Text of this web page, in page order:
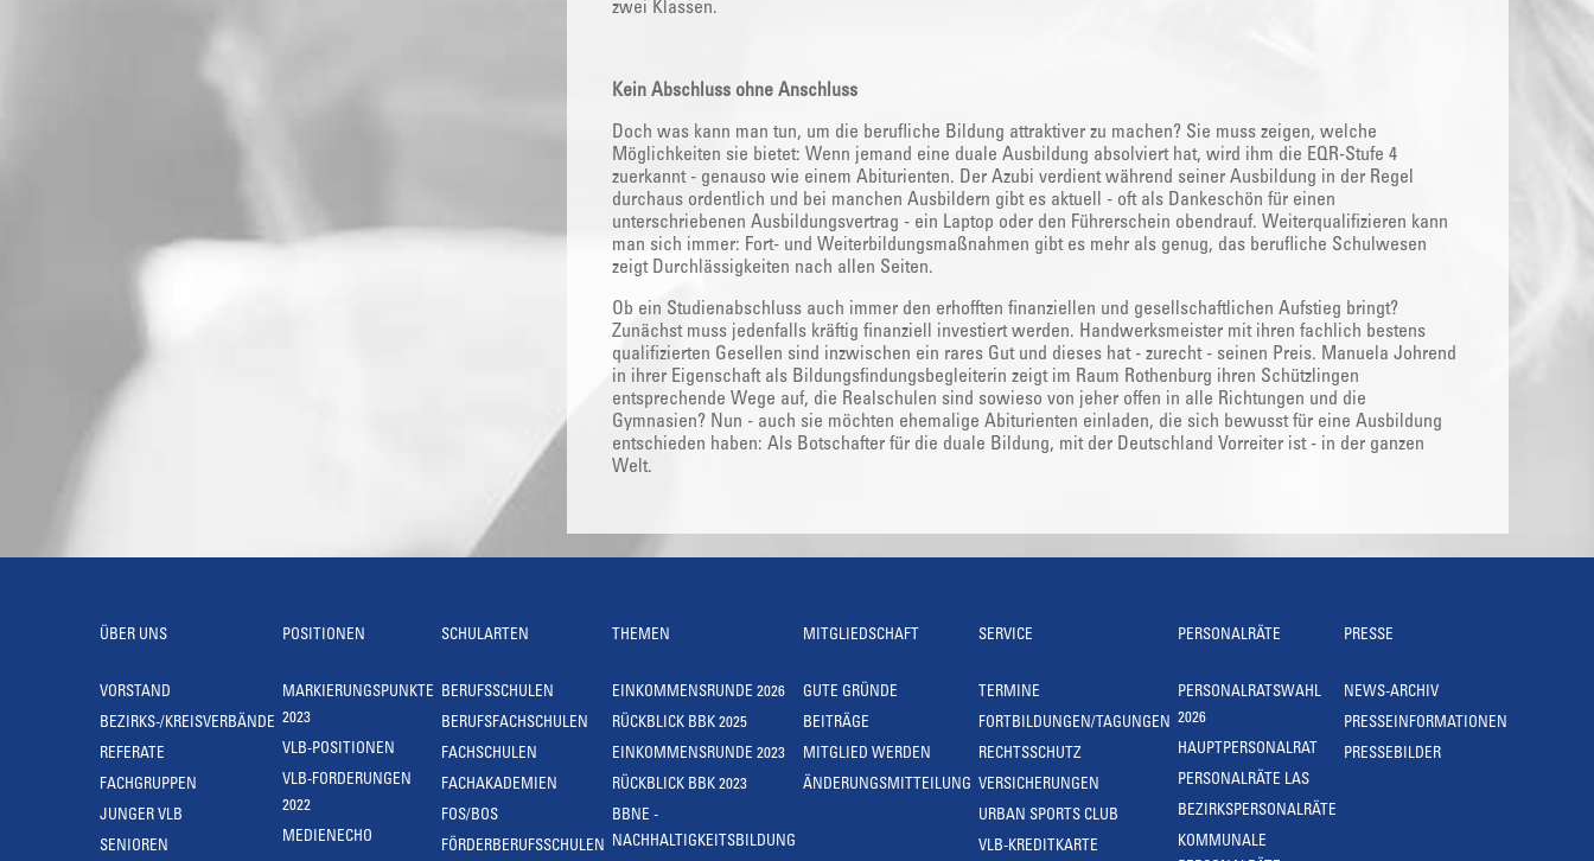
zwei Klassen.
Kein Abschluss ohne Anschluss
Doch was kann man tun, um die berufliche Bildung attraktiver zu machen? Sie muss zeigen, welche
Möglichkeiten sie bietet: Wenn jemand eine duale Ausbildung absolviert hat, wird ihm die EQR-Stufe 4
zuerkannt - genauso wie einem Abiturienten. Der Azubi verdient während seiner Ausbildung in der Regel
durchaus ordentlich und bei manchen Ausbildern gibt es aktuell - oft als Dankeschön für einen
unterschriebenen Ausbildungsvertrag - ein Laptop oder den Führerschein obendrauf. Weiterqualifizieren kann
man sich immer: Fort- und Weiterbildungsmaßnahmen gibt es mehr als genug, das berufliche Schulwesen
zeigt Durchlässigkeiten nach allen Seiten.
Ob ein Studienabschluss auch immer den erhofften finanziellen und gesellschaftlichen Aufstieg bringt?
Zunächst muss jedenfalls kräftig finanziell investiert werden. Handwerksmeister mit ihren fachlich bestens
qualifizierten Gesellen sind inzwischen ein rares Gut und dieses hat - zurecht - seinen Preis. Manuela Johrend
in ihrer Eigenschaft als Bildungsfindungsbegleiterin zeigt im Raum Rothenburg ihren Schützlingen
entsprechende Wege auf, die Realschulen sind sowieso von jeher offen in alle Richtungen und die
Gymnasien? Nun - auch sie möchten ehemalige Abiturienten einladen, die sich bewusst für eine Ausbildung
entschieden haben: Als Botschafter für die duale Bildung, mit der Deutschland Vorreiter ist - in der ganzen
Welt.
ÜBER UNS
VORSTAND
BEZIRKS-/KREISVERBÄNDE
REFERATE
FACHGRUPPEN
JUNGER VLB
SENIOREN
POSITIONEN
MARKIERUNGSPUNKTE
2023
VLB-POSITIONEN
VLB-FORDERUNGEN
2022
MEDIENECHO
SCHULARTEN
BERUFSSCHULEN
BERUFSFACHSCHULEN
FACHSCHULEN
FACHAKADEMIEN
FOS/BOS
FÖRDERBERUFSSCHULEN
THEMEN
EINKOMMENSRUNDE 2026
RÜCKBLICK BBK 2025
EINKOMMENSRUNDE 2023
RÜCKBLICK BBK 2023
BBNE -
NACHHALTIGKEITSBILDUNG
MITGLIEDSCHAFT
GUTE GRÜNDE
BEITRÄGE
MITGLIED WERDEN
ÄNDERUNGSMITTEILUNG
SERVICE
TERMINE
FORTBILDUNGEN/TAGUNGEN
RECHTSSCHUTZ
VERSICHERUNGEN
URBAN SPORTS CLUB
VLB-KREDITKARTE
PERSONALRÄTE
PERSONALRATSWAHL
2026
HAUPTPERSONALRAT
PERSONALRÄTE LAS
BEZIRKSPERSONALRÄTE
KOMMUNALE
PRESSE
NEWS-ARCHIV
PRESSEINFORMATIONEN
PRESSEBILDER